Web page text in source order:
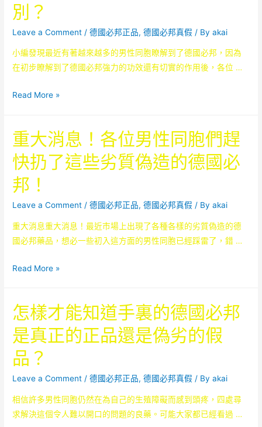
邦
購
買
到
正
品
德
邦！
一
代
表
德
必
網
的
網
址
有
什
別？
Leave a Comment /德國必邦正品,德國必邦真假 / Byakai
小編發現最近有著越來越多的男性同胞瞭解到了德國必邦，因為
在初步瞭解到了德國必邦強力的功效還有切實的作用後，各位 …
有
所
有
男
性
胞
們
震
功
德
國
必
邦
該
如
Read More »
重大消息！各位男性同胞們趕
快扔了這些劣質偽造的德國必
邦！
Leave a Comment /德國必邦正品,德國必邦真假 / Byakai
重大消息重大消息！最近市場上出現了各種各樣的劣質偽造的德
國必邦藥品，想必一些初入這方面的男性同胞已經踩雷了，錯 …
重
息！
各
位
男
同
胞
們
Read More »
怎樣才能知道手裏的德國必邦
是真正的正品還是偽劣的假
品？
Leave a Comment /德國必邦正品,德國必邦真假 / Byakai
相信許多男性同胞仍然在為自己的生殖障礙而感到頭疼，四處尋
求解決這個令人難以開口的問題的良藥。可能大家都已經看過 …